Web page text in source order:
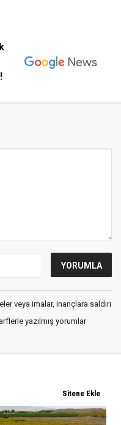
veya imalar, inançlara saldırı
yazılmış yorumlar